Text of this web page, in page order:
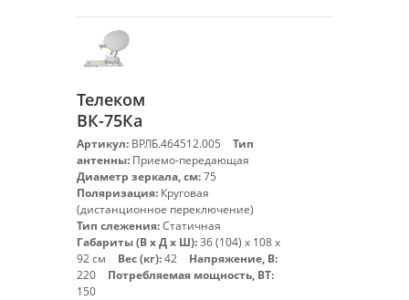
Телеком
ВК-75Ка
Артикул: ВРЛБ.464512.005
Тип
антенны: Приемо-передающая
Диаметр зеркала, см:75
Поляризация: Круговая
(дистанционное переключение)
Тип слежения:Статичная
Габариты (В х Д х Ш):36 (104) х 108 х
92 см
Вес (кг):42
Напряжение, В:
220
Потребляемая мощность, ВТ:
150